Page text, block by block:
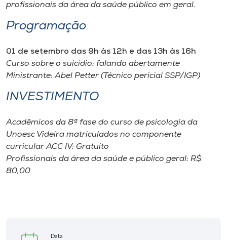
Rádio
Museu
Store
Selecione
profissionais da área da saúde público em geral.
Programação
01 de setembro das 9h às 12h e das 13h às 16h
Curso sobre o suicídio: falando abertamente
Ministrante: Abel Petter (Técnico pericial SSP/IGP)
INVESTIMENTO
Acadêmicos da 8ª fase do curso de psicologia da
Unoesc Videira matriculados no componente
curricular ACC IV: Gratuito
Profissionais da área da saúde e público geral: R$
80,00
Data